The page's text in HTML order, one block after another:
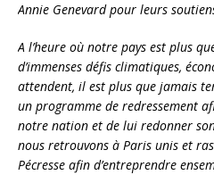
Annie Genevard pour leurs
A l’heure où notre pays est plus
d’immenses défis climatiques,
attendent, il est plus que jamais
un programme de redressement
notre nation et de lui redonner
nous retrouvons à Paris unis et
Pécresse afin d’entreprendre